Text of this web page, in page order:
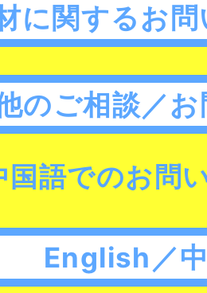
に関するお
のご相談／
語でのお問
English／